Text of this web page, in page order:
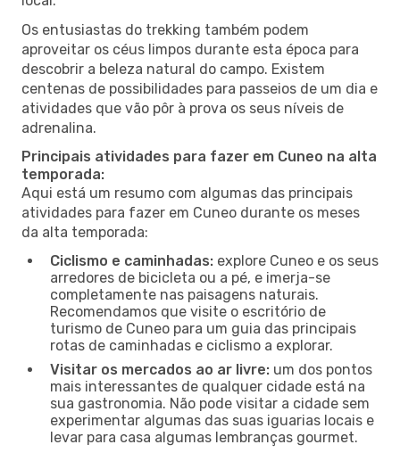
Os entusiastas do trekking também podem
aproveitar os céus limpos durante esta época para
descobrir a beleza natural do campo. Existem
centenas de possibilidades para passeios de um dia e
atividades que vão pôr à prova os seus níveis de
adrenalina.
Principais atividades para fazer em Cuneo na alta
temporada:
Aqui está um resumo com algumas das principais
atividades para fazer em Cuneo durante os meses
da alta temporada:
Ciclismo e caminhadas: explore Cuneo e os seus
arredores de bicicleta ou a pé, e imerja-se
completamente nas paisagens naturais.
Recomendamos que visite o escritório de
turismo de Cuneo para um guia das principais
rotas de caminhadas e ciclismo a explorar.
Visitar os mercados ao ar livre: um dos pontos
mais interessantes de qualquer cidade está na
sua gastronomia. Não pode visitar a cidade sem
experimentar algumas das suas iguarias locais e
levar para casa algumas lembranças gourmet.